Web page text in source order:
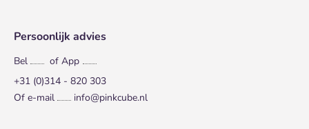
Persoonlijk advies
Bel
of App
+31 (0)314 - 820 303
Of e-mail
info@pinkcube.nl